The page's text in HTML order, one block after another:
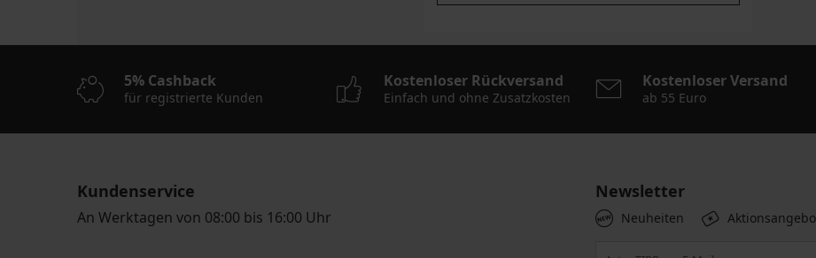
5% Cashback
für registrierte Kunden
Kostenloser Rückversand
Einfach und ohne Zusatzkosten
Kostenloser Versand
ab 55 Euro
Kundenservice
An Werktagen von 08:00 bis 16:00 Uhr
Newsletter
Neuheiten